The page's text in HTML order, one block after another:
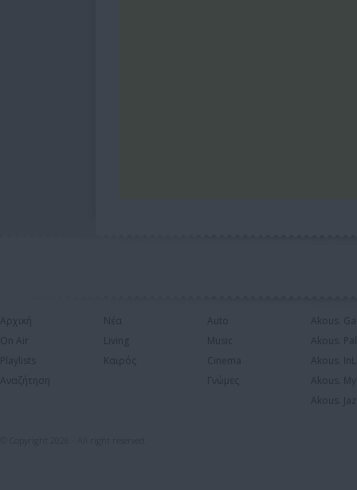
Αρχική
On Air
Playlists
Αναζήτηση
Νέα
Living
Καιρός
Auto
Music
Cinema
Γνώμες
Akous.
Akous.
Akous.
Akous.
Akous.